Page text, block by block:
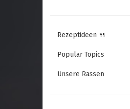
Rezeptideen 🍴
Popular Topics
Unsere Rassen